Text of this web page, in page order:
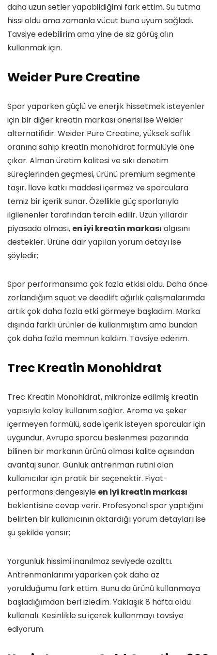
daha uzun setler yapabildiğimi fark ettim. Su tutma
hissi oldu ama zamanla vücut buna uyum sağladı.
Tavsiye edebilirim ama yine de siz görüş alın
kullanmak için.
Weider Pure Creatine
Spor yaparken güçlü ve enerjik hissetmek isteyenler
için bir diğer kreatin markası önerisi ise Weider
alternatifidir. Weider Pure Creatine, yüksek saflık
oranına sahip kreatin monohidrat formülüyle öne
çıkar. Alman üretim kalitesi ve sıkı denetim
süreçlerinden geçmesi, ürünü premium segmente
taşır. İlave katkı maddesi içermez ve sporculara
temiz bir içerik sunar. Özellikle güç sporlarıyla
ilgilenenler tarafından tercih edilir. Uzun yıllardır
piyasada olması, en iyi kreatin markası algısını
destekler. Ürüne dair yapılan yorum detayı ise
şöyledir;
Spor performansıma çok fazla etkisi oldu. Daha önce
zorlandığım squat ve deadlift ağırlık çalışmalarımda
artık çok daha fazla etki görmeye başladım. Marka
dışında farklı ürünler de kullanmıştım ama bundan
çok daha fazla memnun kaldım. Tavsiye ederim.
Trec Kreatin Monohidrat
Trec Kreatin Monohidrat, mikronize edilmiş kreatin
yapısıyla kolay kullanım sağlar. Aroma ve şeker
içermeyen formülü, sade içerik isteyen sporcular için
uygundur. Avrupa sporcu beslenmesi pazarında
bilinen bir markanın ürünü olması kalite açısından
avantaj sunar. Günlük antrenman rutini olan
kullanıcılar için pratik bir seçenektir. Fiyat-
performans dengesiyle en iyi kreatin markası
beklentisine cevap verir. Profesyonel spor yaptığını
belirten bir kullanıcının aktardığı yorum detayları ise
şu şekilde yansır;
Yorgunluk hissimi inanılmaz seviyede azalttı.
Antrenmanlarımı yaparken çok daha az
yorulduğumu fark ettim. Bunu da ürünü kullanmaya
başladığımdan beri izledim. Yaklaşık 8 hafta oldu
kullanalı. Kesinlikle su içerek kullanmayı tavsiye
ediyorum.